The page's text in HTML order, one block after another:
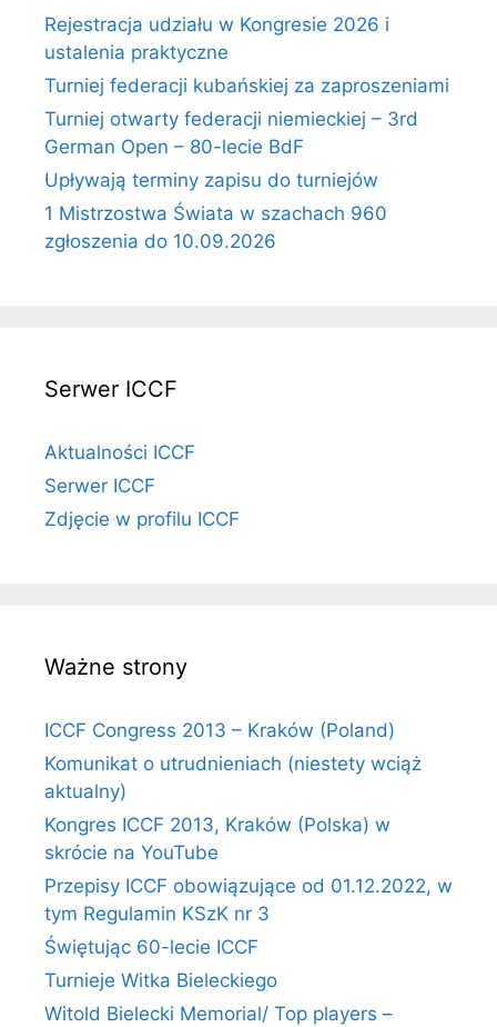
Rejestracja udziału w Kongresie 2026 i
ustalenia praktyczne
Turniej federacji kubańskiej za zaproszeniami
Turniej otwarty federacji niemieckiej – 3rd
German Open – 80-lecie BdF
Upływają terminy zapisu do turniejów
1 Mistrzostwa Świata w szachach 960
zgłoszenia do 10.09.2026
Serwer ICCF
Aktualności ICCF
Serwer ICCF
Zdjęcie w profilu ICCF
Ważne strony
ICCF Congress 2013 – Kraków (Poland)
Komunikat o utrudnieniach (niestety wciąż
aktualny)
Kongres ICCF 2013, Kraków (Polska) w
skrócie na YouTube
Przepisy ICCF obowiązujące od 01.12.2022, w
tym Regulamin KSzK nr 3
Świętując 60-lecie ICCF
Turnieje Witka Bieleckiego
Witold Bielecki Memorial/ Top players –